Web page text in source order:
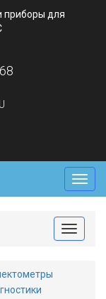
приборы для
Меню
Toggle